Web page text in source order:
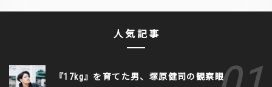
人気記事
『17kg』を育てた男、塚原健司の観察眼